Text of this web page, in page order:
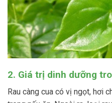
2. Giá trị dinh dưỡng
Rau càng cua có vị ngọt, hơi